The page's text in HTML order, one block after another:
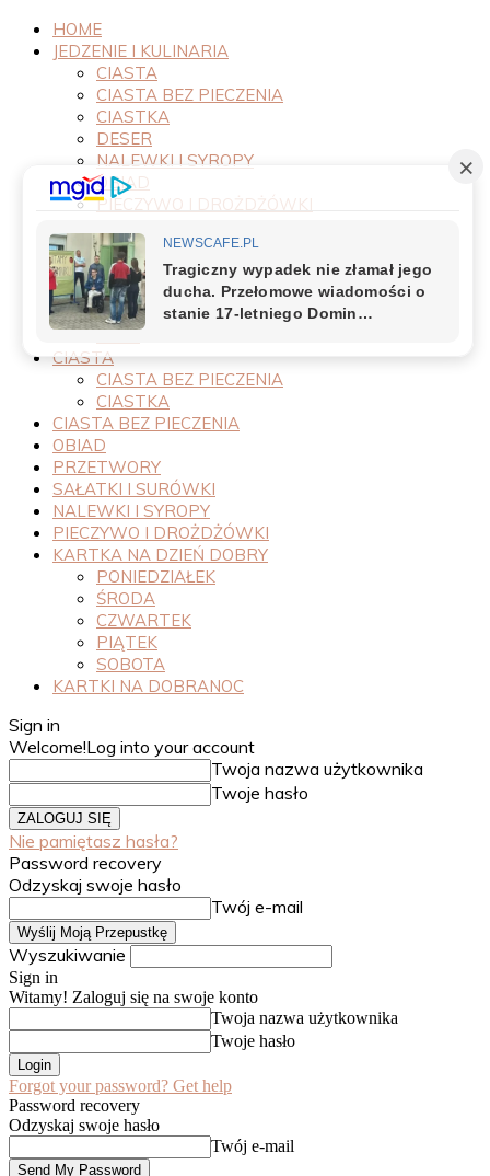
HOME
JEDZENIE I KULINARIA
CIASTA
CIASTA BEZ PIECZENIA
CIASTKA
DESER
NALEWKI I SYROPY
OBIAD
PIECZYWO I DROŻDŻÓWKI
PRZEPISY
PRZETWORY
PRZYSTAWKI
SAŁATKI I SURÓWKI
SOSY
CIASTA
CIASTA BEZ PIECZENIA
CIASTKA
CIASTA BEZ PIECZENIA
OBIAD
PRZETWORY
SAŁATKI I SURÓWKI
NALEWKI I SYROPY
PIECZYWO I DROŻDŻÓWKI
KARTKA NA DZIEŃ DOBRY
PONIEDZIAŁEK
ŚRODA
CZWARTEK
PIĄTEK
SOBOTA
KARTKI NA DOBRANOC
Sign in
Welcome!Log into your account
Twoja nazwa użytkownika
Twoje hasło
Nie pamiętasz hasła?
Password recovery
Odzyskaj swoje hasło
Twój e-mail
Wyszukiwanie
Sign in
Witamy! Zaloguj się na swoje konto
Twoja nazwa użytkownika
Twoje hasło
Forgot your password? Get help
Password recovery
Odzyskaj swoje hasło
Twój e-mail